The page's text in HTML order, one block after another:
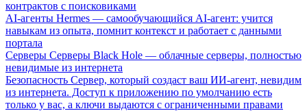
контрактов с поисковиками
AI-агенты Hermes — самообучающийся AI-агент: учится
навыкам из опыта, помнит контекст и работает с данными
портала
Серверы Серверы Black Hole — облачные серверы, полностью
невидимые из интернета
Безопасность Сервер, который создаст ваш ИИ-агент, невидим
из интернета. Доступ к приложению по умолчанию есть
только у вас, а ключи выдаются с ограниченными правами